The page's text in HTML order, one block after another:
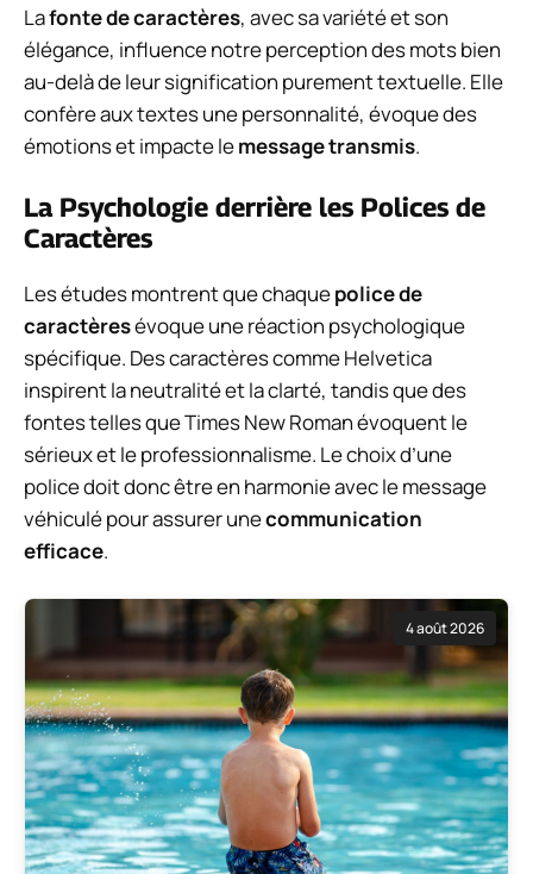
Lafonte de caractères, avec sa variété et son
élégance, influence notre perception des mots bien
au-delà de leur signification purement textuelle. Elle
confère aux textes une personnalité, évoque des
émotions et impacte lemessage transmis.
La Psychologie derrière les Polices de
Caractères
Les études montrent que chaquepolice de
caractèresévoque une réaction psychologique
spécifique. Des caractères comme Helvetica
inspirent la neutralité et la clarté, tandis que des
fontes telles que Times New Roman évoquent le
sérieux et le professionnalisme. Le choix d’une
police doit donc être en harmonie avec le message
véhiculé pour assurer unecommunication
efficace.
4 août 2026